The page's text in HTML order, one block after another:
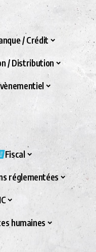
/ Crédit
/ Distribution
Fiscal
réglementées
humaines